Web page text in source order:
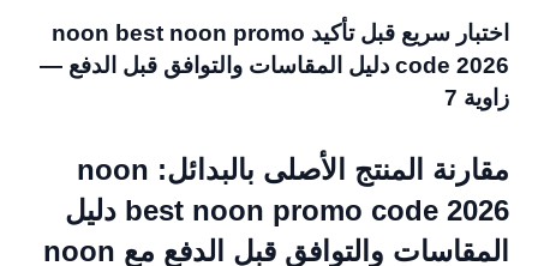
اختبار سريع قبل تأكيد noon best noon promo
code 2026 دليل المقاسات والتوافق قبل الدفع —
زاوية 7
مقارنة المنتج الأصلى بالبدائل: noon
best noon promo code 2026 دليل
المقاسات والتوافق قبل الدفع مع noon